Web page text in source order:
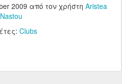
2009 από τον χρήστη Aristea
Nastou
Clubs